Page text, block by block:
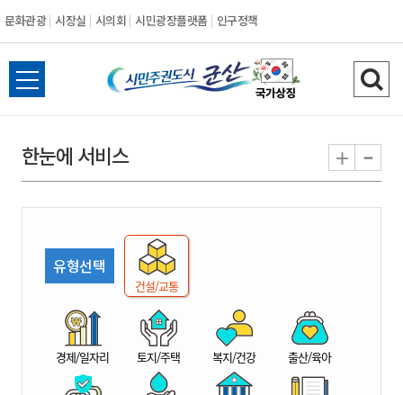
문화관광 시장실 시의회 시민광장플랫폼 인구정책
시
민
권
도
시
산
전
체
뉴
열
검
색
기
한눈에 서비스 + -
유형선택
건설/교통
경제/일자리 토지/주택 복지/건강 출산/육아